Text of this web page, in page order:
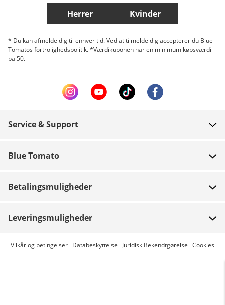
Herrer Kvinder
* Du kan afmelde dig til enhver tid. Ved at tilmelde dig accepterer du Blue
Tomatos fortrolighedspolitik. *Værdikuponen har en minimum købsværdi
på 50.
Service & Support
Betaling
Retur
Track din ordre
Blue Tomato
Blue World
Betalingsmuligheder
Leveringsmuligheder
Express levering er mulig
Vilkår og betingelser Databeskyttelse Juridisk Bekendtgørelse Cookies